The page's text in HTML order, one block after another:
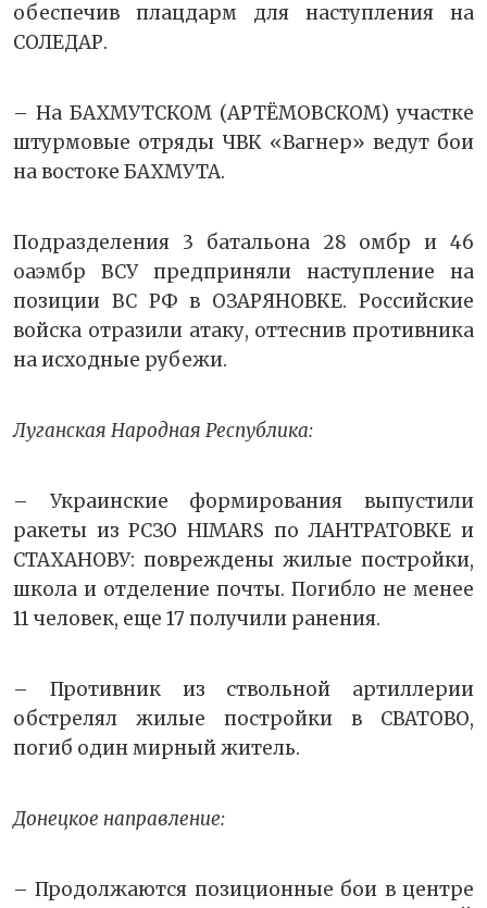
обеспечив плацдарм для наступления на
СОЛЕДАР.
– На БАХМУТСКОМ (АРТЁМОВСКОМ) участке
штурмовые отряды ЧВК «Вагнер» ведут бои
на востоке БАХМУТА.
Подразделения 3 батальона 28 омбр и 46
оаэмбр ВСУ предприняли наступление на
позиции ВС РФ в ОЗАРЯНОВКЕ. Российские
войска отразили атаку, оттеснив противника
на исходные рубежи.
Луганская Народная Республика:
– Украинские формирования выпустили
ракеты из РСЗО HIMARS по ЛАНТРАТОВКЕ и
СТАХАНОВУ: повреждены жилые постройки,
школа и отделение почты. Погибло не менее
11 человек, еще 17 получили ранения.
– Противник из ствольной артиллерии
обстрелял жилые постройки в СВАТОВО,
погиб один мирный житель.
Донецкое направление:
– Продолжаются позиционные бои в центре